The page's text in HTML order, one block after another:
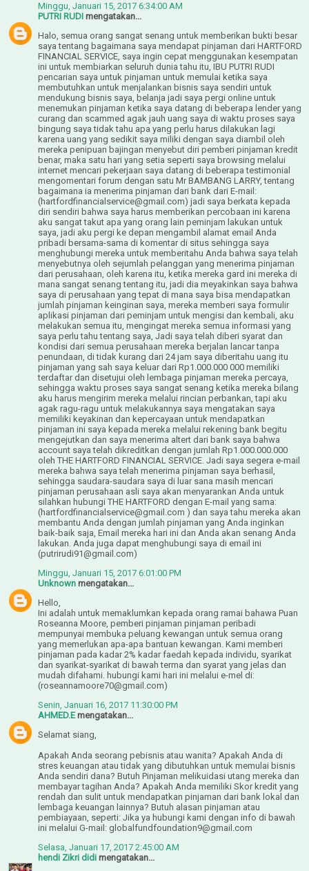
Minggu, Januari 15, 2017 6:34:00 AM
PUTRI RUDI mengatakan...
Halo, semua orang sangat senang untuk memberikan bukti besar
saya tentang bagaimana saya mendapat pinjaman dari HARTFORD
FINANCIAL SERVICE, saya ingin cepat menggunakan kesempatan
ini untuk membiarkan seluruh dunia tahu itu, IBU PUTRI RUDI
pencarian saya untuk pinjaman untuk memulai ketika saya
membutuhkan untuk menjalankan bisnis saya sendiri untuk
mendukung bisnis saya, belanja jadi saya pergi online untuk
menemukan pinjaman ketika saya datang di beberapa lender yang
curang dan scammed agak jauh uang saya di waktu proses saya
bingung saya tidak tahu apa yang perlu harus dilakukan lagi
karena uang yang sedikit saya miliki dengan saya diambil oleh
mereka penipuan bajingan menyebut diri pemberi pinjaman kredit
benar, maka satu hari yang setia seperti saya browsing melalui
internet mencari pekerjaan saya datang di beberapa testimonial
mengomentari forum dengan satu Mr BAMBANG LARRY, tentang
bagaimana ia menerima pinjaman dari bank dari E-mail:
(hartfordfinancialservice@gmail.com) jadi saya berkata kepada
diri sendiri bahwa saya harus memberikan percobaan ini karena
aku sangat takut apa yang orang lain peminjam lakukan untuk
saya, jadi aku pergi ke depan mengambil alamat email Anda
pribadi bersama-sama di komentar di situs sehingga saya
menghubungi mereka untuk memberitahu Anda bahwa saya telah
menyebutnya oleh sejumlah pelanggan yang menerima pinjaman
dari perusahaan, oleh karena itu, ketika mereka gard ini mereka di
mana sangat senang tentang itu, jadi dia meyakinkan saya bahwa
saya di perusahaan yang tepat di mana saya bisa mendapatkan
jumlah pinjaman keinginan saya, mereka memberi saya formulir
aplikasi pinjaman dari peminjam untuk mengisi dan kembali, aku
melakukan semua itu, mengingat mereka semua informasi yang
saya perlu tahu tentang saya, Jadi saya telah diberi syarat dan
kondisi dari semua perusahaan mereka berjalan lancar tanpa
penundaan, di tidak kurang dari 24 jam saya diberitahu uang itu
pinjaman yang sah saya keluar dari Rp1.000.000 000 memiliki
terdaftar dan disetujui oleh lembaga pinjaman mereka percaya,
sehingga waktu proses saya sangat senang ketika mereka bilang
aku harus mengirim mereka melalui rincian perbankan, tapi aku
agak ragu-ragu untuk melakukannya saya mengatakan saya
memiliki keyakinan dan kepercayaan untuk mendapatkan
pinjaman ini saya kepada mereka melalui rekening bank begitu
mengejutkan dan saya menerima altert dari bank saya bahwa
account saya telah dikreditkan dengan jumlah Rp1.000.000.000
oleh THE HARTFORD FINANCIAL SERVICE. Jadi saya segera e-mail
mereka bahwa saya telah menerima pinjaman saya berhasil,
sehingga saudara-saudara saya di luar sana masih mencari
pinjaman perusahaan asli saya akan menyarankan Anda untuk
silahkan hubungi THE HARTFORD dengan E-mail yang sama:
(hartfordfinancialservice@gmail.com ) dan saya tahu mereka akan
membantu Anda dengan jumlah pinjaman yang Anda inginkan
baik-baik saja, Email mereka hari ini dan Anda akan senang Anda
lakukan. Anda juga dapat menghubungi saya di email ini
(putrirudi91@gmail.com)
Minggu, Januari 15, 2017 6:01:00 PM
Unknown mengatakan...
Hello,
Ini adalah untuk memaklumkan kepada orang ramai bahawa Puan
Roseanna Moore, pemberi pinjaman pinjaman peribadi
mempunyai membuka peluang kewangan untuk semua orang
yang memerlukan apa-apa bantuan kewangan. Kami memberi
pinjaman pada kadar 2% kadar faedah kepada individu, syarikat
dan syarikat-syarikat di bawah terma dan syarat yang jelas dan
mudah difahami. hubungi kami hari ini melalui e-mel di:
(roseannamoore70@gmail.com)
Senin, Januari 16, 2017 11:30:00 PM
AHMED.Emengatakan...
Selamat siang,
Apakah Anda seorang pebisnis atau wanita? Apakah Anda di
stres keuangan atau tidak yang dibutuhkan untuk memulai bisnis
Anda sendiri dana? Butuh Pinjaman melikuidasi utang mereka dan
membayar tagihan Anda? Apakah Anda memiliki Skor kredit yang
rendah dan sulit untuk mendapatkan pinjaman dari bank lokal dan
lembaga keuangan lainnya? Butuh alasan pinjaman atau
pembiayaan, seperti: Jika ya hubungi kami dengan info di bawah
ini melalui G-mail: globalfundfoundation9@gmail.com
Selasa, Januari 17, 2017 2:45:00 AM
hendi Zikri didi mengatakan...